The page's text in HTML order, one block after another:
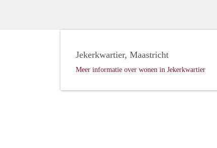
Jekerkwartier, Maastricht
Meer informatie over wonen in Jekerkwartier